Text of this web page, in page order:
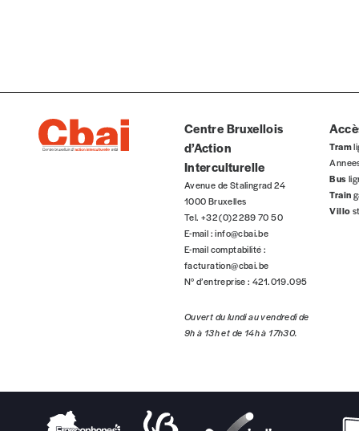
Cadeau
à un·e ami·e et offrez-lui un
J’offre un abonnement (5 numéros)
J’offre le(s) numéro(s)
Vos coordonnées
Organisation
Centre Bruxellois
d’Action
Interculturelle
Avenue de Stalingrad 24
1000 Bruxelles
Tel. +32 (0)2 289 70 50
E-mail :info@cbai.be
E-mail comptabilité :
facturation@cbai.be
N° d’entreprise : 421.019.095
Ouvert du lundi au vendredi de
9h à 13h et de 14h à 17h30.
Tram
Bus
Train
Villo